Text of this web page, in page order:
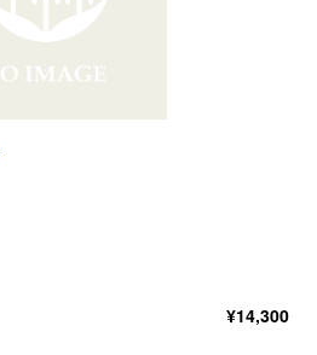
¥14,300